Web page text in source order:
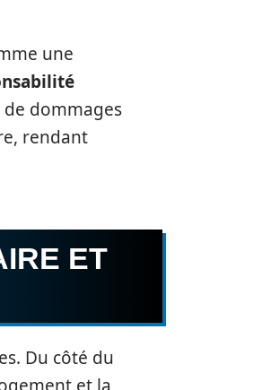
une
dommages
rendant
ET
Du côté du